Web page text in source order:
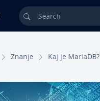
Search
Znanje Kaj je MariaDB?